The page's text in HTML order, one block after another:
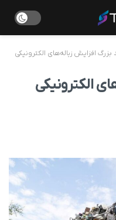
بزرگ افزایش زباله‌های الکترونیکی
الکترونیکی